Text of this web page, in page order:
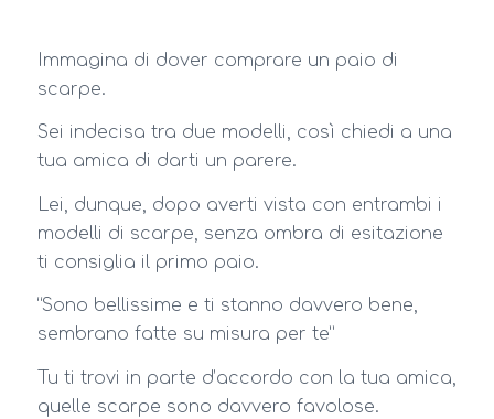
Immagina di dover comprare un paio di
scarpe.
Sei indecisa tra due modelli, così chiedi a una
tua amica di darti un parere.
Lei, dunque, dopo averti vista con entrambi i
modelli di scarpe, senza ombra di esitazione
ti consiglia il primo paio.
“Sono bellissime e ti stanno davvero bene,
sembrano fatte su misura per te”
Tu ti trovi in parte d’accordo con la tua amica,
quelle scarpe sono davvero favolose.